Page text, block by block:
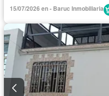
15/07/2026 en - Baruc Inmobiliaria